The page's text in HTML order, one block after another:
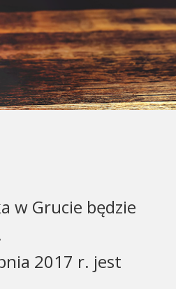
w Grucie będzie
2017 r. jest